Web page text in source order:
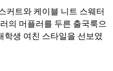
커트와 케이블 니트 스웨터
의 머플러를 두른 출국룩으
학생 여친 스타일을 선보였